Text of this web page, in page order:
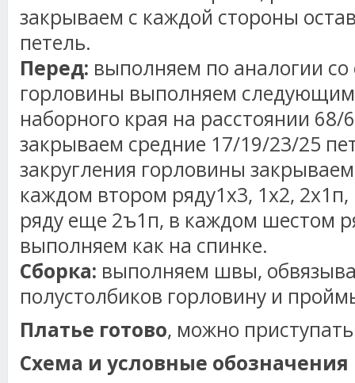
закрываем с каждой стороны
петель.
Перед: выполняем по аналогии
горловины выполняем
наборного края на расстоянии
закрываем средние 17/19/23/25
закругления горловины
каждом втором ряду1х3, 1х2,
ряду еще 2ъ1п, в каждом шестом
выполняем как на спинке.
Сборка: выполняем швы,
полустолбиков горловину и
Платье готово, можно
Схема и условные обозначения